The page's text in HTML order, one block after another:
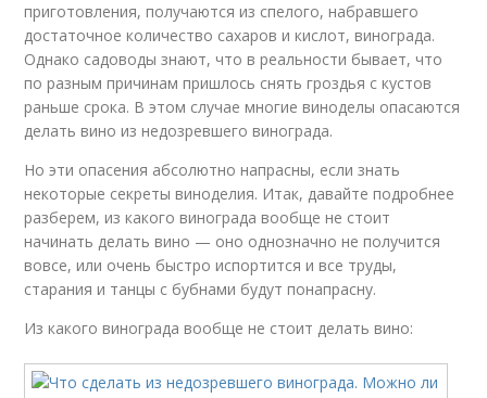
приготовления, получаются из спелого, набравшего
достаточное количество сахаров и кислот, винограда.
Однако садоводы знают, что в реальности бывает, что
по разным причинам пришлось снять гроздья с кустов
раньше срока. В этом случае многие виноделы опасаются
делать вино из недозревшего винограда.
Но эти опасения абсолютно напрасны, если знать
некоторые секреты виноделия. Итак, давайте подробнее
разберем, из какого винограда вообще не стоит
начинать делать вино — оно однозначно не получится
вовсе, или очень быстро испортится и все труды,
старания и танцы с бубнами будут понапрасну.
Из какого винограда вообще не стоит делать вино: